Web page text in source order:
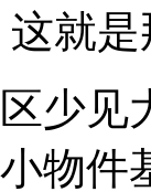
这就
少见
物件